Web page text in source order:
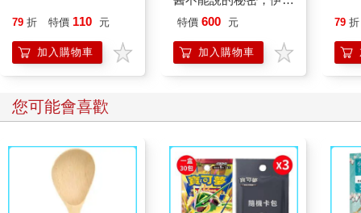
79 折 特價 110 元
加入購物車
菌素是消炎治癌的良方
特價 600 元
加入購物車
79 折
您可能會喜歡